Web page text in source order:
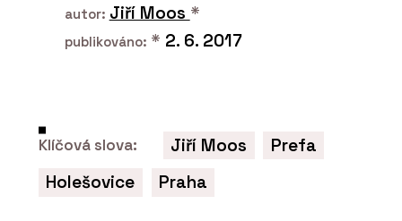
O FIRMĚ
autor: Jiří Moos *
publikováno: * 2. 6. 2017
Klíčová slova: Jiří Moos
Prefa
Holešovice
Praha